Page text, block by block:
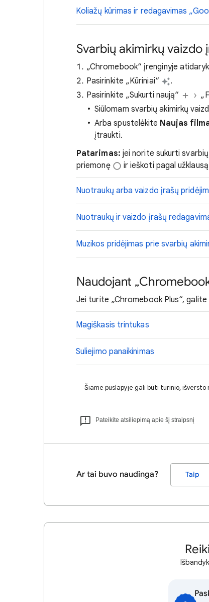
Koliažų kūrimas ir redagavimas
Svarbių akimirkų vaizdo
„Chromebook“ įrenginyje
Pasirinkite „Kūriniai“
.
Pasirinkite „Sukurti naują“
Siūlomam svarbių akimirkų
Arba spustelėkite Naujas
įtraukti.
Patarimas: jei norite sukurti
priemonę
ir ieškoti pagal
Nuotraukų arba vaizdo įrašų
Nuotraukų ir vaizdo įrašų
Muzikos pridėjimas prie svarbių
Naudojant
Jei turite „Chromebook Plus“,
Magiškasis trintukas
Suliejimo panaikinimas
Šiame puslapyje gali būti turinio,
Pateikite atsiliepimą apie šį straipsnį
Ar tai buvo naudinga? Taip